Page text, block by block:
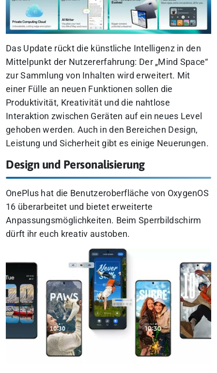
Das Update rückt die künstliche Intelligenz in den
Mittelpunkt der Nutzererfahrung: Der „Mind Space“
zur Sammlung von Inhalten wird erweitert. Mit
einer Fülle an neuen Funktionen sollen die
Produktivität, Kreativität und die nahtlose
Interaktion zwischen Geräten auf ein neues Level
gehoben werden. Auch in den Bereichen Design,
Leistung und Sicherheit gibt es einige Neuerungen.
Design und Personalisierung
OnePlus hat die Benutzeroberfläche von OxygenOS
16 überarbeitet und bietet erweiterte
Anpassungsmöglichkeiten. Beim Sperrbildschirm
dürft ihr euch kreativ austoben.